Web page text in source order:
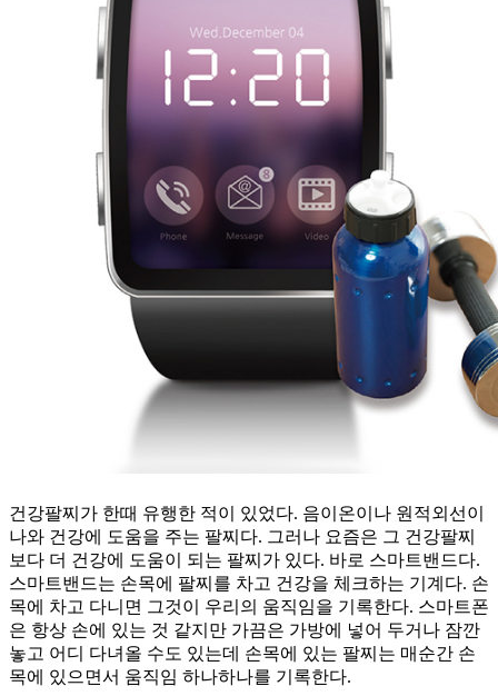
건강팔찌가 한때 유행한 적이 있었다. 음이온이나 원적외선이
나와 건강에 도움을 주는 팔찌다. 그러나 요즘은 그 건강팔찌
보다 더 건강에 도움이 되는 팔찌가 있다. 바로 스마트밴드다.
스마트밴드는 손목에 팔찌를 차고 건강을 체크하는 기계다. 손
목에 차고 다니면 그것이 우리의 움직임을 기록한다. 스마트폰
은 항상 손에 있는 것 같지만 가끔은 가방에 넣어 두거나 잠깐
놓고 어디 다녀올 수도 있는데 손목에 있는 팔찌는 매순간 손
목에 있으면서 움직임 하나하나를 기록한다.